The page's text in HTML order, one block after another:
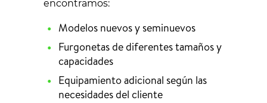
encontramos:
Modelos nuevos y seminuevos
Furgonetas de diferentes tamaños y
capacidades
Equipamiento adicional según las
necesidades del cliente